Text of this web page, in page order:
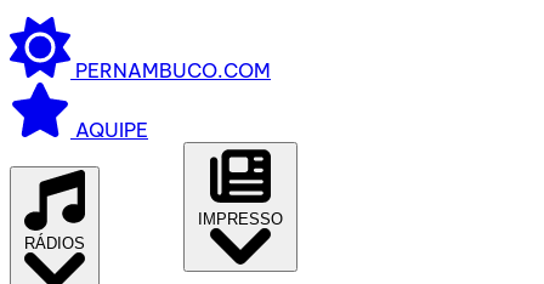
PERNAMBUCO.COM
AQUIPE
RÁDIOS
IMPRESSO